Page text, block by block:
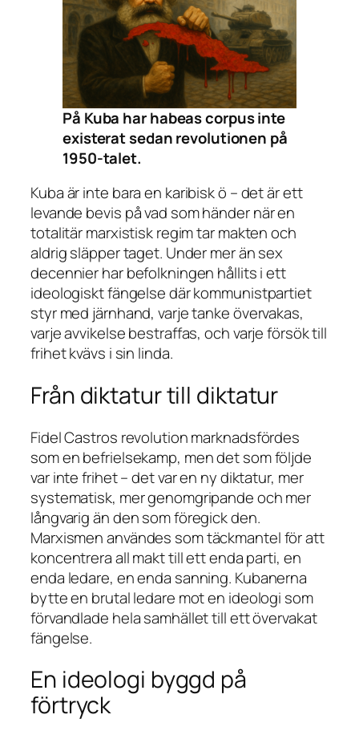
På Kuba har habeas corpus inte
existerat sedan revolutionen på
1950-talet.
Kuba är inte bara en karibisk ö – det är ett
levande bevis på vad som händer när en
totalitär marxistisk regim tar makten och
aldrig släpper taget. Under mer än sex
decennier har befolkningen hållits i ett
ideologiskt fängelse där kommunistpartiet
styr med järnhand, varje tanke övervakas,
varje avvikelse bestraffas, och varje försök till
frihet kvävs i sin linda.
Från diktatur till diktatur
Fidel Castros revolution marknadsfördes
som en befrielsekamp, men det som följde
var inte frihet – det var en ny diktatur, mer
systematisk, mer genomgripande och mer
långvarig än den som föregick den.
Marxismen användes som täckmantel för att
koncentrera all makt till ett enda parti, en
enda ledare, en enda sanning. Kubanerna
bytte en brutal ledare mot en ideologi som
förvandlade hela samhället till ett övervakat
fängelse.
En ideologi byggd på
förtryck